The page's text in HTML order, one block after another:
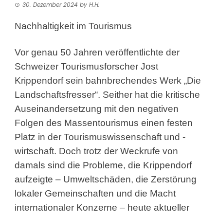
30. Dezember 2024 by H.H.
Nachhaltigkeit im Tourismus
Vor genau 50 Jahren veröffentlichte der
Schweizer Tourismusforscher Jost
Krippendorf sein bahnbrechendes Werk „Die
Landschaftsfresser“. Seither hat die kritische
Auseinandersetzung mit den negativen
Folgen des Massentourismus einen festen
Platz in der Tourismuswissenschaft und -
wirtschaft. Doch trotz der Weckrufe von
damals sind die Probleme, die Krippendorf
aufzeigte – Umweltschäden, die Zerstörung
lokaler Gemeinschaften und die Macht
internationaler Konzerne – heute aktueller